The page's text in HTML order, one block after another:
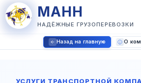
МАНН
НАДЁЖНЫЕ ГРУЗОПЕРЕВОЗКИ
Назад на главную О
УСЛУГИ ТРАНСПОРТНОЙ